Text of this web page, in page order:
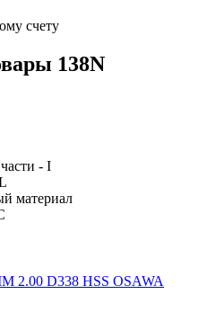
счету
138N
- I
материал
2.00 D338 HSS OSAWA